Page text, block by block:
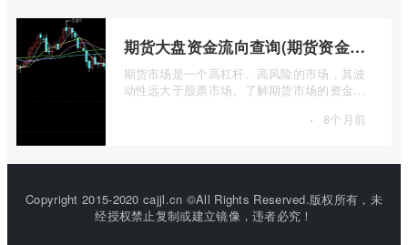
期货大盘资金流向查询(期货资金流向查询)
期货市场是一个高杠杆、高风险的市场，其波
动性远大于股票市场。了解期货市场的资金流
· 8个月前
Copyright 2015-2020 cajjl.cn ©All Rights Reserved.版权所有，未
经授权禁止复制或建立镜像，违者必究！